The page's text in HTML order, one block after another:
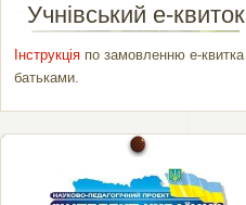
Учнівський е-квиток
Інструкціяпо замовленню е-квитка
батьками.